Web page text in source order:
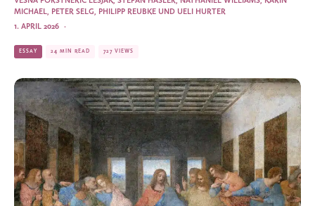
MICHAEL, PETER SELG, PHILIPP REUBKE UND UELI HURTER
·
1. APRIL 2026
ESSAY 24 MIN READ 727 VIEWS